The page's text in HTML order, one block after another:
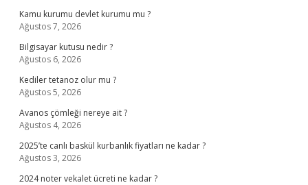
Kamu kurumu devlet kurumu mu ?
Ağustos 7, 2026
Bilgisayar kutusu nedir ?
Ağustos 6, 2026
Kediler tetanoz olur mu ?
Ağustos 5, 2026
Avanos çömleği nereye ait ?
Ağustos 4, 2026
2025’te canlı baskül kurbanlık fiyatları ne kadar ?
Ağustos 3, 2026
2024 noter vekalet ücreti ne kadar ?